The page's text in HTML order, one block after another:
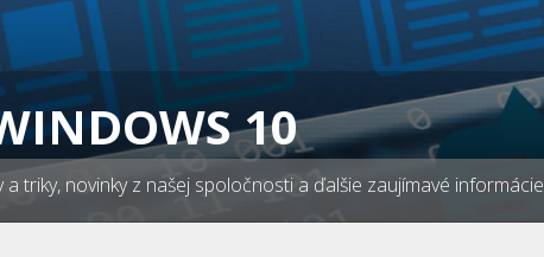
10
a triky, novinky z našej spoločnosti a ďalšie zaujímavé informácie